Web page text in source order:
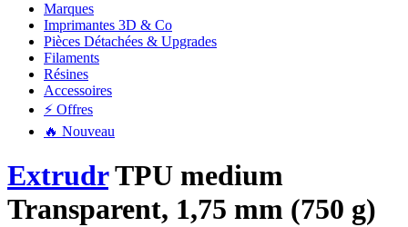
Marques
Imprimantes 3D & Co
Pièces Détachées & Upgrades
Filaments
Résines
Accessoires
⚡ Offres
🔥 Nouveau
ExtrudrTPU medium
Transparent, 1,75 mm (750 g)